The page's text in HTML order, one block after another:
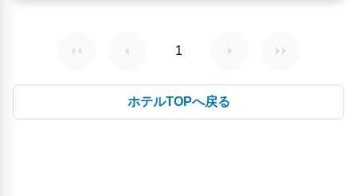
1
ホテルTOPへ戻る